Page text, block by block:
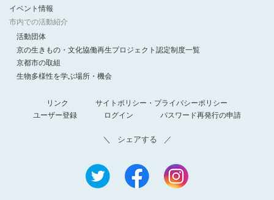
イベント情報
市内での活動紹介
活動団体
京の生きもの・文化協働再生プロジェクト認定制度一覧
京都市の取組
生物多様性を学ぶ場所・機会
リンク
サイトポリシー・プライバシーポリシー
ユーザー登録
ログイン パスワード再発行の申請
シェアする